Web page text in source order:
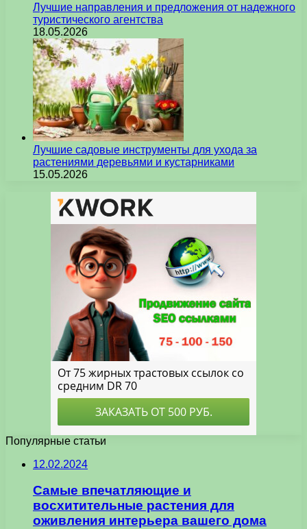
Лучшие направления и предложения от надежного
туристического агентства
18.05.2026
Лучшие садовые инструменты для ухода за
растениями деревьями и кустарниками
15.05.2026
Популярные статьи
12.02.2024
Самые впечатляющие и
восхитительные растения для
оживления интерьера вашего дома